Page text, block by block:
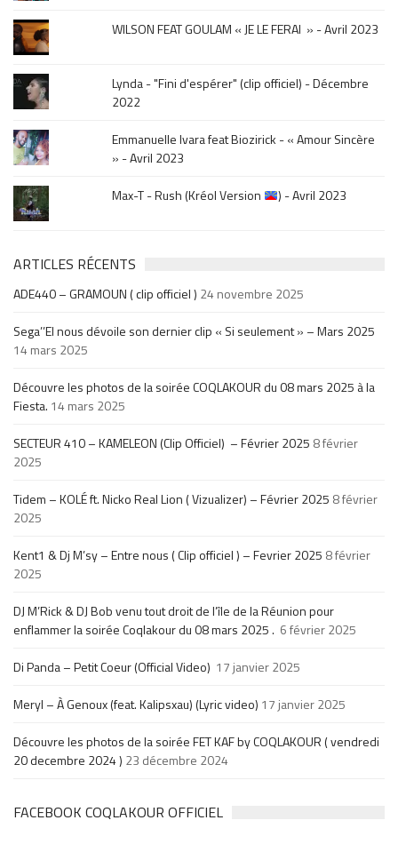
WILSON FEAT GOULAM « JE LE FERAI » - Avril 2023
Lynda - "Fini d'espérer" (clip officiel) - Décembre
2022
Emmanuelle Ivara feat Biozirick - « Amour Sincère
» - Avril 2023
Max-T - Rush (Kréol Version
) - Avril 2023
ARTICLES RÉCENTS
ADE440 – GRAMOUN ( clip officiel ) 24 novembre 2025
Sega’’El nous dévoile son dernier clip « Si seulement » – Mars 2025
14 mars 2025
Découvre les photos de la soirée COQLAKOUR du 08 mars 2025 à la
Fiesta. 14 mars 2025
SECTEUR 410 – KAMELEON (Clip Officiel) – Février 2025 8 février
2025
Tidem – KOLÉ ft. Nicko Real Lion ( Vizualizer) – Février 2025 8 février
2025
Kent1 & Dj M’sy – Entre nous ( Clip officiel ) – Fevrier 2025 8 février
2025
DJ M’Rick & DJ Bob venu tout droit de l’île de la Réunion pour
enflammer la soirée Coqlakour du 08 mars 2025 . 6 février 2025
Di Panda – Petit Coeur (Official Video) 17 janvier 2025
Meryl – À Genoux (feat. Kalipsxau) (Lyric video) 17 janvier 2025
Découvre les photos de la soirée FET KAF by COQLAKOUR ( vendredi
20 decembre 2024 ) 23 décembre 2024
FACEBOOK COQLAKOUR OFFICIEL